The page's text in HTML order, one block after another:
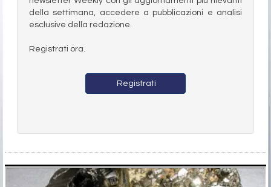
della settimana, accedere a pubblicazioni e analisi
esclusive della redazione.
Registrati ora.
Registrati